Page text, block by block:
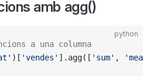
amb agg()
python
a una columna
)[ 'vendes' ].agg([ 'sum' ,